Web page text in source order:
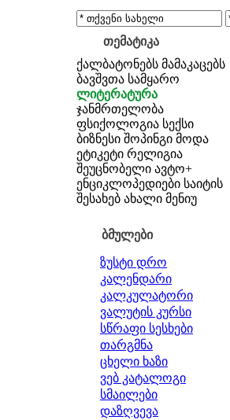
თემატიკა
ქალბატონებს მამაკაცებს
ბავშვთა სამყარო
ლიტერატურა
ჯანმრთელობა
ფსიქოლოგია სექსი
ბიზნესი შოპინგი მოდა
ეტიკეტი რელიგია
შეუცნობელი ავტო+
ენციკლოპედიები საიტის
შესახებ ახალი მენიუ
ბმულები
ზუსტი დრო
კალენდარი
კალკულატორი
ვალუტის კურსი
სწრაფი სესხები
თარგმნა
ცხელი ხაზი
ვებ კატალოგი
სმაილები
დაზღვევა